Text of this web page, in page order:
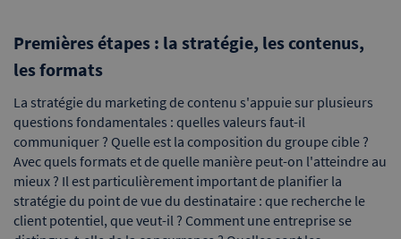
Premières étapes : la stratégie, les contenus,
les formats
La stratégie du marketing de contenu s'appuie sur plusieurs
questions fondamentales : quelles valeurs faut-il
communiquer ? Quelle est la composition du groupe cible ?
Avec quels formats et de quelle manière peut-on l'atteindre au
mieux ? Il est particulièrement important de planifier la
stratégie du point de vue du destinataire : que recherche le
client potentiel, que veut-il ? Comment une entreprise se